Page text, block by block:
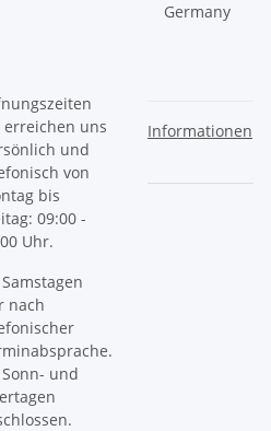
Germany
erreichen uns
und
von
bis
09:00 -
Uhr.
nach
und
Informationen